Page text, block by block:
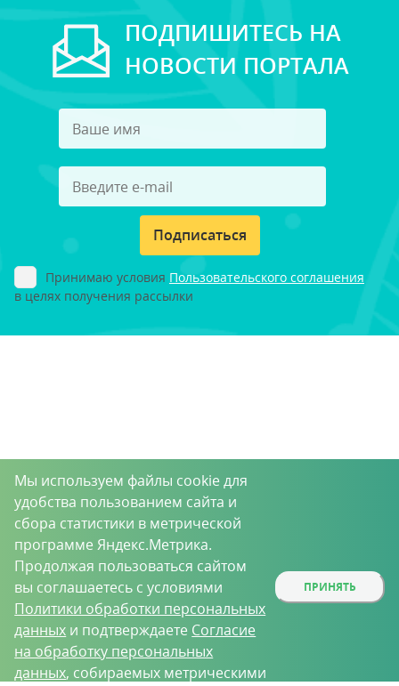
ПОДПИШИТЕСЬ НА
НОВОСТИ ПОРТАЛА
Подписаться
Принимаю условия Пользовательского соглашения
в целях получения рассылки
Мы используем файлы cookie для
удобства пользованием сайта и
сбора статистики в метрической
программе Яндекс.Метрика.
Продолжая пользоваться сайтом
вы соглашаетесь с условиями
Политики обработки персональных
данных и подтверждаете Согласие
на обработку персональных
данных, собираемых метрическими
ПРИНЯТЬ